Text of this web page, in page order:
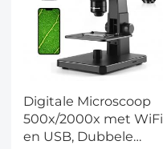
Digitale Microscoop
500x/2000x met WiFi
en USB, Dubbele